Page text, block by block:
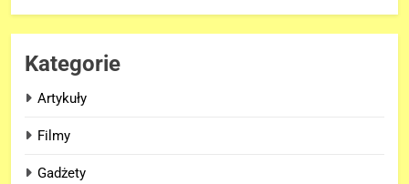
Kategorie
Artykuły
Filmy
Gadżety